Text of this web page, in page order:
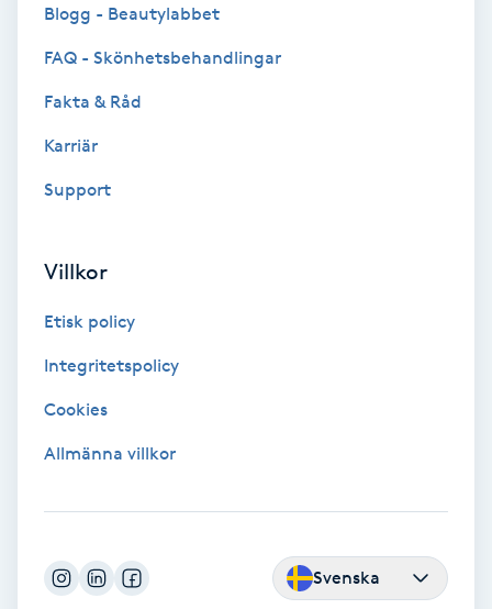
Celluliter
Coachning
Cryoterapi
Damklippning
Diamantslipning
Blogg - Beautylabbet
FAQ - Skönhetsbehandlingar
Fakta & Råd
Karriär
Support
Villkor
Etisk policy
Integritetspolicy
Cookies
Allmänna villkor
Svenska